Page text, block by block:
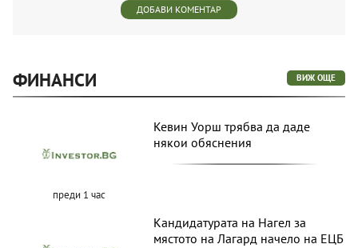
ДОБАВИ КОМЕНТАР
ФИНАНСИ ВИЖ ОЩЕ
преди 1 час
Кевин Уорш трябва да даде
някои обяснения
Кандидатурата на Нагел за
мястото на Лагард начело на ЕЦБ